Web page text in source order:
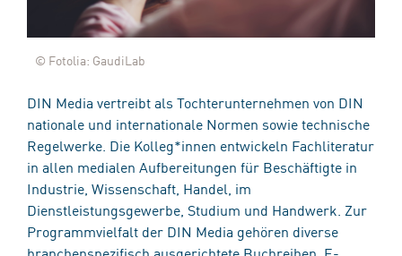
© Fotolia: GaudiLab
DIN Media vertreibt als Tochterunternehmen von DIN
nationale und internationale Normen sowie technische
Regelwerke. Die Kolleg*innen entwickeln Fachliteratur
in allen medialen Aufbereitungen für Beschäftigte in
Industrie, Wissenschaft, Handel, im
Dienstleistungsgewerbe, Studium und Handwerk. Zur
Programmvielfalt der DIN Media gehören diverse